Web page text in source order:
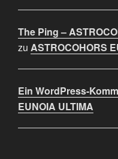
The Ping –
zu ASTROCOHORS
Ein WordPress-
EUNOIA ULTIMA